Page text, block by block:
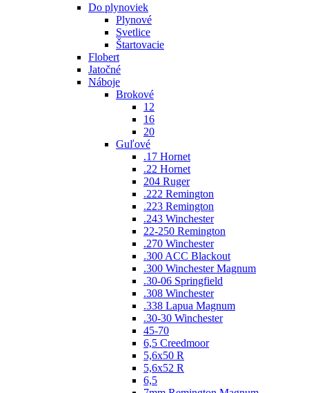
Do plynoviek
Plynové
Svetlice
Štartovacie
Flobert
Jatočné
Náboje
Brokové
12
16
20
Guľové
.17 Hornet
.22 Hornet
204 Ruger
.222 Remington
.223 Remington
.243 Winchester
22-250 Remington
.270 Winchester
.300 ACC Blackout
.300 Winchester Magnum
.30-06 Springfield
.308 Winchester
.338 Lapua Magnum
.30-30 Winchester
45-70
6,5 Creedmoor
5,6x50 R
5,6x52 R
6,5